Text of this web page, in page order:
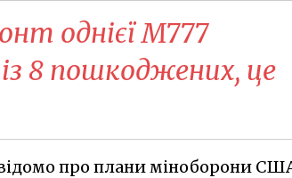
однієї M777
8 пошкоджених, це
про плани міноборони